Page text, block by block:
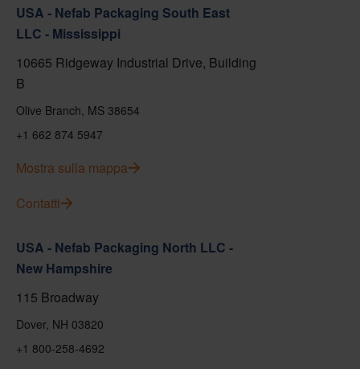
USA - Nefab Packaging South East
LLC - Mississippi
10665 Ridgeway Industrial Drive, Building
B
Olive Branch, MS 38654
+1 662 874 5947
Mostra sulla mappa
Contatti
USA - Nefab Packaging North LLC -
New Hampshire
115 Broadway
Dover, NH 03820
+1 800-258-4692